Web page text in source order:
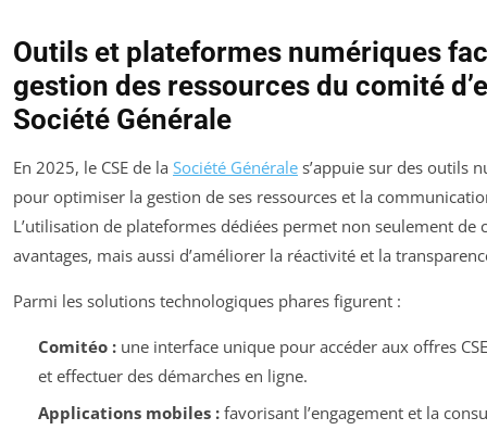
Outils et plateformes numériques
gestion des ressources du comité
Société Générale
En 2025, le CSE de la Société Générale s’appuie sur des outils
pour optimiser la gestion de ses ressources et la
L’utilisation de plateformes dédiées permet non seulement de
avantages, mais aussi d’améliorer la réactivité et la
Parmi les solutions technologiques phares figurent :
Comitéo :une interface unique pour accéder aux offres
et effectuer des démarches en ligne.
Applications mobiles :favorisant l’engagement et la